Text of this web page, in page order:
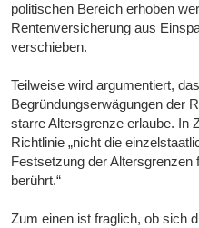
politischen Bereich erhoben
Rentenversicherung aus
verschieben.
Teilweise wird argumentiert,
Begründungserwägungen der
starre Altersgrenze erlaube. In
Richtlinie „nicht die
Festsetzung der Altersgrenzen
berührt.“
Zum einen ist fraglich, ob sich